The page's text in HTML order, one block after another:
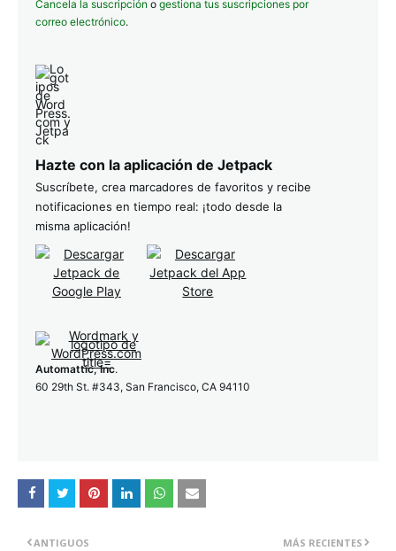
Cancela la suscripción o gestiona tus suscripciones por
correo electrónico.
Hazte con la aplicación de Jetpack
Suscríbete, crea marcadores de favoritos y recibe
notificaciones en tiempo real: ¡todo desde la
misma aplicación!
Automattic, Inc.
60 29th St. #343, San Francisco, CA 94110
MÁS RECIENTES
ANTIGUOS